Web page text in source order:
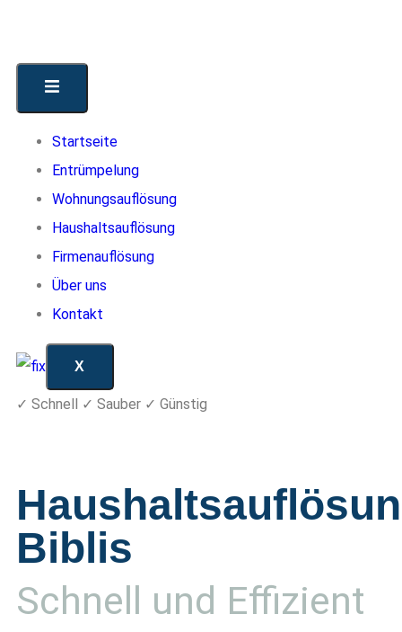
Startseite
Entrümpelung
Wohnungsauflösung
Haushaltsauflösung
Firmenauflösung
Über uns
Kontakt
X
✓ Schnell ✓ Sauber ✓ Günstig
Biblis
Schnell und Effizient